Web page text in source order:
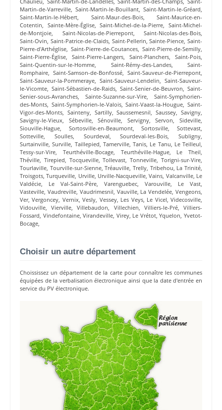
Martin-de-Varreville, Saint-Martin-le-Bouillant, Saint-Martin-le-Gréard,
Saint-Martin-le-Hébert, Saint-Maur-des-Bois, Saint-Maurice-en-
Cotentin, Sainte-Mère-Église,Saint-Michel-de-la-Pierre,Saint-Michel-
de-Montjoie, Saint-Nicolas-de-Pierrepont, Saint-Nicolas-des-Bois,
Saint-Ovin, Saint-Patrice-de-Claids, Saint-Pellerin,Sainte-Pience, Saint-
Pierre-d'Arthéglise, Saint-Pierre-de-Coutances, Saint-Pierre-de-Semilly,
Saint-Pierre-Église, Saint-Pierre-Langers, Saint-Planchers, Saint-Pois,
Saint-Quentin-sur-le-Homme, Saint-Rémy-des-Landes, Saint-
Romphaire, Saint-Samson-de-Bonfossé, Saint-Sauveur-de-Pierrepont,
Saint-Sauveur-la-Pommeraye, Saint-Sauveur-Lendelin, Saint-Sauveur-
le-Vicomte, Saint-Sébastien-de-Raids, Saint-Senier-de-Beuvron, Saint-
Senier-sous-Avranches, Sainte-Suzanne-sur-Vire, Saint-Symphorien-
des-Monts, Saint-Symphorien-le-Valois,Saint-Vaast-la-Hougue,Saint-
Vigor-des-Monts, Sainteny, Sartilly,Saussemesnil,Saussey,Savigny,
Savigny-le-Vieux, Sébeville,Sénoville, Servigny,Servon,Sideville,
Siouville-Hague, Sortosville-en-Beaumont,Sortosville,Sottevast,
Sotteville, Soulles, Sourdeval,Sourdeval-les-Bois, Subligny,
Surtainville,Surville, Taillepied, Tamerville, Tanis, Le Tanu, Le Teilleul,
Tessy-sur-Vire, Teurthéville-Bocage, Teurthéville-Hague, Le Theil,
Théville, Tirepied, Tocqueville,Tollevast,Tonneville,Torigni-sur-Vire,
Tourlaville, Tourville-sur-Sienne,Tréauville,Trelly, Tribehou, La Trinité,
Troisgots,Turqueville, Urville, Urville-Nacqueville,Vains, Valcanville, Le
Valdécie, Le Val-Saint-Père, Varenguebec, Varouville, Le Vast,
Vasteville, Vaudreville, Vaudrimesnil, Vauville, La Vendelée,Vengeons,
Ver,Vergoncey, Vernix,Vesly, Vessey, Les Veys, Le Vicel,Videcosville,
Vidouville,Vierville,Villebaudon, Villechien, Villiers-le-Pré,Villiers-
Fossard, Vindefontaine,Virandeville, Virey, Le Vrétot,Yquelon,Yvetot-
Bocage,
Choisir un autre département
Choississez un département de la carte pour connaître les communes
équipées de la verbalisation électronique ainsi que la date d'entrée en
service du PV électronique.